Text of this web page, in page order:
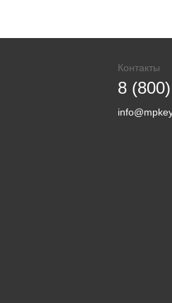
Контакты
8